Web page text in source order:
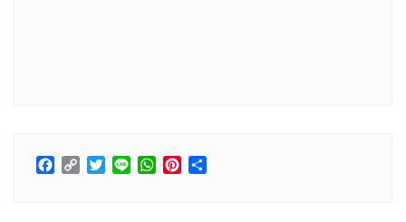
Facebook
CopyTwitter
LineWhatsApp
Pinterest